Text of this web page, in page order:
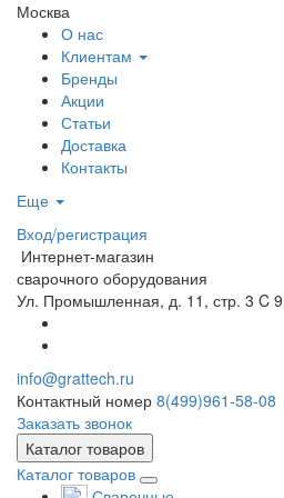
Москва
О нас
Клиентам
Бренды
Акции
Статьи
Доставка
Контакты
Еще
Вход/регистрация
Интернет-магазин
сварочного оборудования
Ул. Промышленная, д. 11, стр. 3 C
info@grattech.ru
Контактный номер 8(499)961-58-08
Заказать звонок
Каталог товаров
Каталог товаров